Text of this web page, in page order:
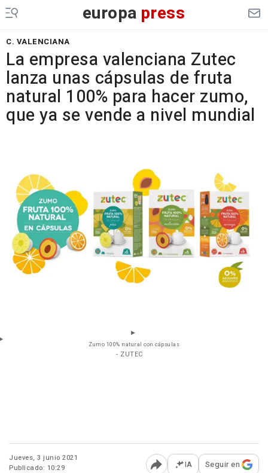
europa press
C. VALENCIANA
La empresa valenciana Zutec
lanza unas cápsulas de fruta
natural 100% para hacer zumo,
que ya se vende a nivel mundial
Zumo 100% natural con cápsulas
- ZUTEC
Jueves, 3 junio 2021
Publicado: 10:29
IA Seguir en